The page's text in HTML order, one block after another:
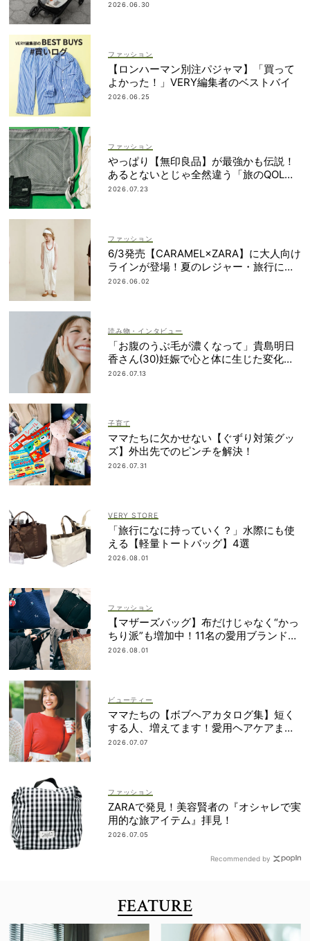
2026.06.30
ファッション
【ロンハーマン別注パジャマ】「買って
よかった！」VERY編集者のベストバイ
2026.06.25
ファッション
やっぱり【無印良品】が最強かも伝説！
あるとないとじゃ全然違う「旅のQOL爆
上げアイテム」
2026.07.23
ファッション
6/3発売【CARAMEL×ZARA】に大人向け
ラインが登場！夏のレジャー・旅行にも
おすすめ
2026.06.02
読み物・インタビュー
「お腹のうぶ毛が濃くなって」貴島明日
香さん(30)妊娠で心と体に生じた変化も
「愛しいです」
2026.07.13
子育て
ママたちに欠かせない【ぐずり対策グッ
ズ】外出先でのピンチを解決！
2026.07.31
VERY STORE
「旅行になに持っていく？」水際にも使
える【軽量トートバッグ】4選
2026.08.01
ファッション
【マザーズバッグ】布だけじゃなく“かっ
ちり派”も増加中！11名の愛用ブランド
は？
2026.08.01
ビューティー
ママたちの【ボブヘアカタログ集】短く
する人、増えてます！愛用ヘアケアまで
全部見せ
2026.07.07
ファッション
ZARAで発見！美容賢者の『オシャレで実
用的な旅アイテム』拝見！
2026.07.05
Recommended by
FEATURE